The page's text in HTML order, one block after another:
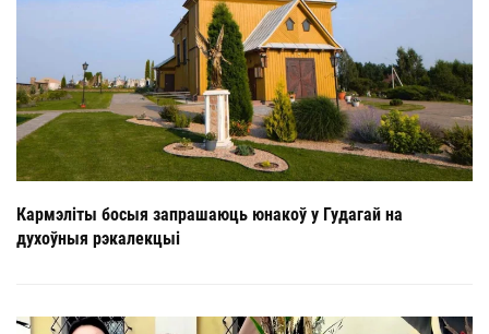
Кармэліты босыя запрашаюць юнакоў у Гудагай на
духоўныя рэкалекцыі